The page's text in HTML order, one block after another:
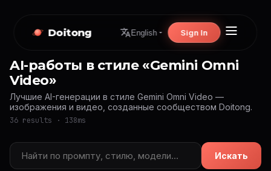
Doitong English Sign In
AI-работы в стиле «Gemini Omni
Video»
Лучшие AI-генерации в стиле Gemini Omni Video —
изображения и видео, созданные сообществом Doitong.
36 results · 138ms
Искать